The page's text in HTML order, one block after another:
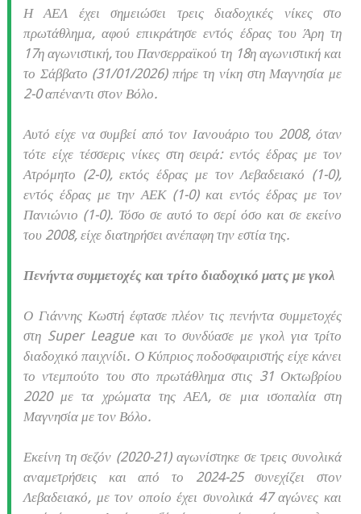
Η ΑΕΛ έχει σημειώσει τρεις διαδοχικές νίκες στο
πρωτάθλημα, αφού επικράτησε εντός έδρας του Άρη τη
17η αγωνιστική, του Πανσερραϊκού τη 18η αγωνιστική και
το Σάββατο (31/01/2026) πήρε τη νίκη στη Μαγνησία με
2-0 απέναντι στον Βόλο.
Αυτό είχε να συμβεί από τον Ιανουάριο του 2008, όταν
τότε είχε τέσσερις νίκες στη σειρά: εντός έδρας με τον
Ατρόμητο (2-0), εκτός έδρας με τον Λεβαδειακό (1-0),
εντός έδρας με την ΑΕΚ (1-0) και εντός έδρας με τον
Πανιώνιο (1-0). Τόσο σε αυτό το σερί όσο και σε εκείνο
του 2008, είχε διατηρήσει ανέπαφη την εστία της.
Πενήντα συμμετοχές και τρίτο διαδοχικό ματς με γκολ
Ο Γιάννης Κωστή έφτασε πλέον τις πενήντα συμμετοχές
στη Super League και το συνδύασε με γκολ για τρίτο
διαδοχικό παιχνίδι. Ο Κύπριος ποδοσφαιριστής είχε κάνει
το ντεμπούτο του στο πρωτάθλημα στις 31 Οκτωβρίου
2020 με τα χρώματα της ΑΕΛ, σε μια ισοπαλία στη
Μαγνησία με τον Βόλο.
Εκείνη τη σεζόν (2020-21) αγωνίστηκε σε τρεις συνολικά
αναμετρήσεις και από το 2024-25 συνεχίζει στον
Λεβαδειακό, με τον οποίο έχει συνολικά 47 αγώνες και